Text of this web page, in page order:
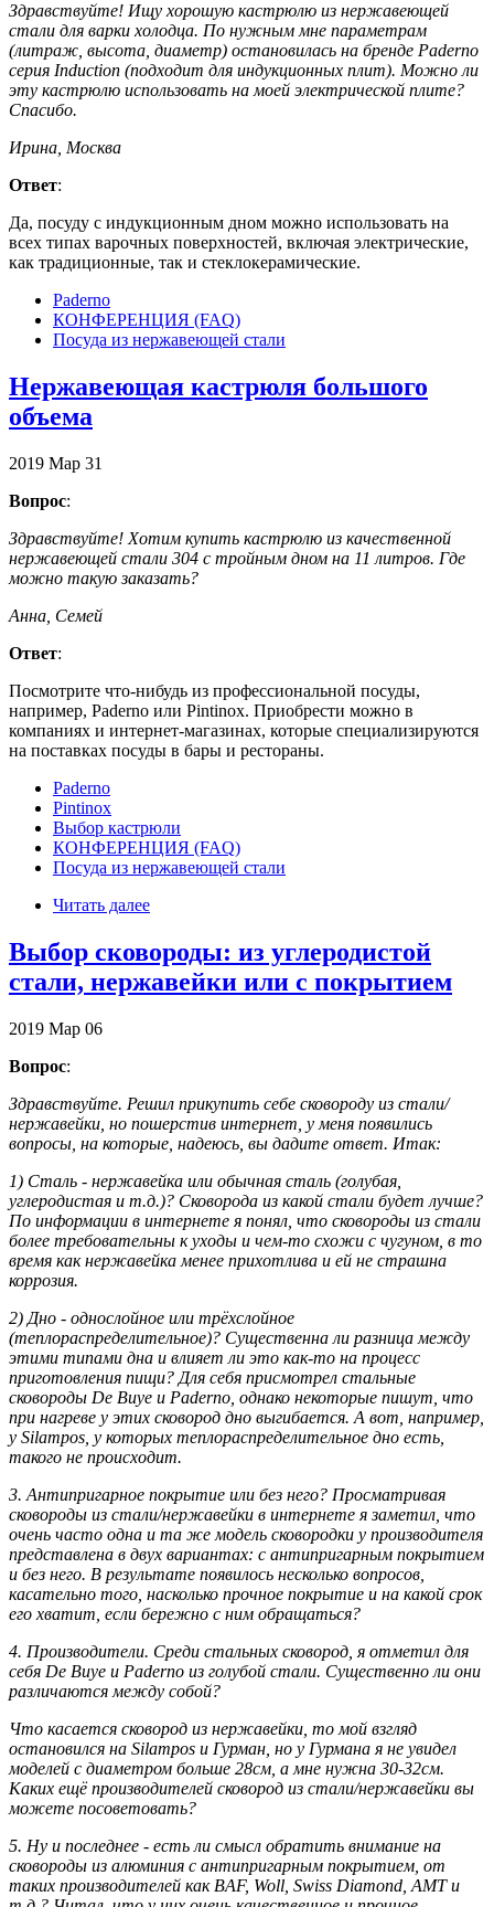
Здравствуйте! Ищу хорошую кастрюлю из нержавеющей
стали для варки холодца. По нужным мне параметрам
(литраж, высота, диаметр) остановилась на бренде Paderno
серия Induction (подходит для индукционных плит). Можно ли
эту кастрюлю использовать на моей электрической плите?
Спасибо.
Ирина, Москва
Ответ:
Да, посуду с индукционным дном можно использовать на
всех типах варочных поверхностей, включая электрические,
как традиционные, так и стеклокерамические.
Paderno
КОНФЕРЕНЦИЯ (FAQ)
Посуда из нержавеющей стали
Нержавеющая кастрюля большого
объема
2019 Мар 31
Вопрос:
Здравствуйте! Хотим купить кастрюлю из качественной
нержавеющей стали 304 с тройным дном на 11 литров. Где
можно такую заказать?
Анна, Семей
Ответ:
Посмотрите что-нибудь из профессиональной посуды,
например, Paderno или Pintinox. Приобрести можно в
компаниях и интернет-магазинах, которые специализируются
на поставках посуды в бары и рестораны.
Paderno
Pintinox
Выбор кастрюли
КОНФЕРЕНЦИЯ (FAQ)
Посуда из нержавеющей стали
Читать далее
Выбор сковороды: из углеродистой
стали, нержавейки или с покрытием
2019 Мар 06
Вопрос:
Здравствуйте. Решил прикупить себе сковороду из стали/
нержавейки, но пошерстив интернет, у меня появились
вопросы, на которые, надеюсь, вы дадите ответ. Итак:
1) Сталь - нержавейка или обычная сталь (голубая,
углеродистая и т.д.)? Сковорода из какой стали будет лучше?
По информации в интернете я понял, что сковороды из стали
более требовательны к уходы и чем-то схожи с чугуном, в то
время как нержавейка менее прихотлива и ей не страшна
коррозия.
2) Дно - однослойное или трёхслойное
(теплораспределительное)? Существенна ли разница между
этими типами дна и влияет ли это как-то на процесс
приготовления пищи? Для себя присмотрел стальные
сковороды De Buye и Paderno, однако некоторые пишут, что
при нагреве у этих сковород дно выгибается. А вот, например,
у Silampos, у которых теплораспределительное дно есть,
такого не происходит.
3. Антипригарное покрытие или без него? Просматривая
сковороды из стали/нержавейки в интернете я заметил, что
очень часто одна и та же модель сковородки у производителя
представлена в двух вариантах: с антипригарным покрытием
и без него. В результате появилось несколько вопросов,
касательно того, насколько прочное покрытие и на какой срок
его хватит, если бережно с ним обращаться?
4. Производители. Среди стальных сковород, я отметил для
себя De Buye и Paderno из голубой стали. Существенно ли они
различаются между собой?
Что касается сковород из нержавейки, то мой взгляд
остановился на Silampos и Гурман, но у Гурмана я не увидел
моделей с диаметром больше 28см, а мне нужна 30-32см.
Каких ещё производителей сковород из стали/нержавейки вы
можете посоветовать?
5. Ну и последнее - есть ли смысл обратить внимание на
сковороды из алюминия с антипригарным покрытием, от
таких производителей как BAF, Woll, Swiss Diamond, AMT и